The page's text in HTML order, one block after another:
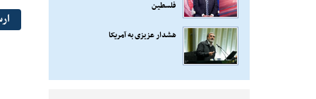
فلسطین
هشدار عزیزی به آمریکا